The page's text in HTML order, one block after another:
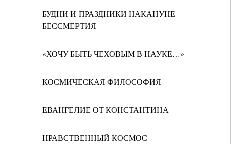
БУДНИ И ПРАЗДНИКИ НАКАНУНЕ
БЕССМЕРТИЯ
«ХОЧУ БЫТЬ ЧЕХОВЫМ В НАУКЕ…»
КОСМИЧЕСКАЯ ФИЛОСОФИЯ
ЕВАНГЕЛИЕ ОТ КОНСТАНТИНА
НРАВСТВЕННЫЙ КОСМОС